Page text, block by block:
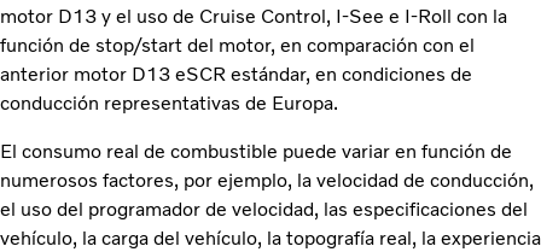
motor D13 y el uso de Cruise Control, I-See e I-Roll con la
función de stop/start del motor, en comparación con el
anterior motor D13 eSCR estándar, en condiciones de
conducción representativas de Europa.
El consumo real de combustible puede variar en función de
numerosos factores, por ejemplo, la velocidad de conducción,
el uso del programador de velocidad, las especificaciones del
vehículo, la carga del vehículo, la topografía real, la experiencia